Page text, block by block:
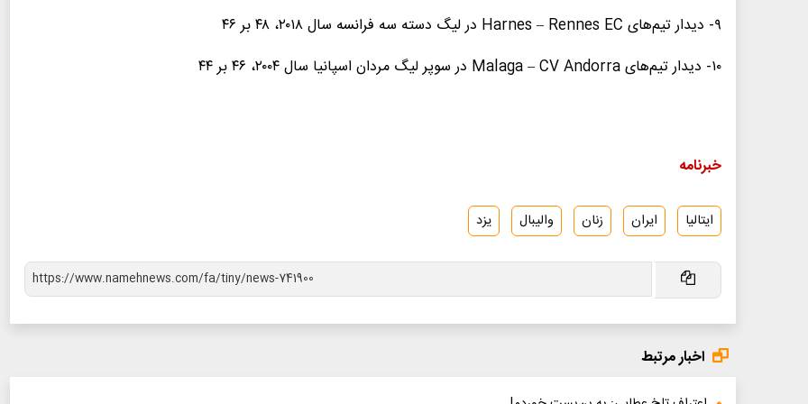
۹- دیدار تیم‌های Harnes – Rennes EC در لیگ دسته سه فرانسه سال ۲۰۱۸، ۴۸ بر ۴۶
۱۰- دیدار تیم‌های Malaga – CV Andorra در سوپر لیگ مردان اسپانیا سال ۲۰۰۴، ۴۶ بر ۴۴
خبرنامه
ایتالیا ایران زنان والیبال یزد
اخبار مرتبط